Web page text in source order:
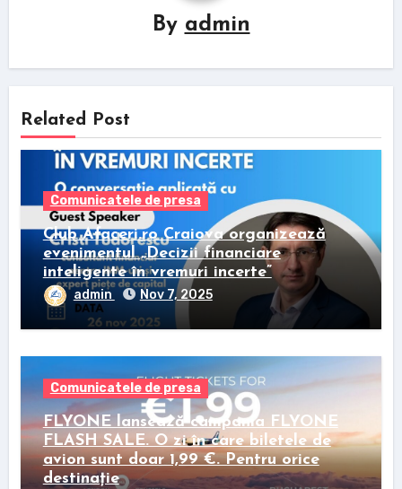
By admin
Related Post
Comunicatele de presa
Club Afaceri.ro Craiova organizează
evenimentul „Decizii financiare
inteligente în vremuri incerte”
admin Nov 7, 2025
Comunicatele de presa
FLYONE lansează campania FLYONE
FLASH SALE. O zi în care biletele de
avion sunt doar 1,99 €. Pentru orice
destinație